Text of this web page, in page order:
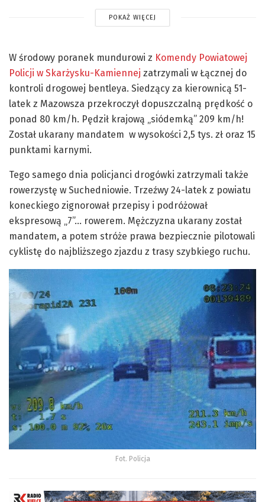
POKAŻ WIĘCEJ
W środowy poranek mundurowi z Komendy Powiatowej
Policji w Skarżysku-Kamiennej zatrzymali w Łącznej do
kontroli drogowej bentleya. Siedzący za kierownicą 51-
latek z Mazowsza przekroczył dopuszczalną prędkość o
ponad 80 km/h. Pędził krajową „siódemką” 209 km/h!
Został ukarany mandatem w wysokości 2,5 tys. zł oraz 15
punktami karnymi.
Tego samego dnia policjanci drogówki zatrzymali także
rowerzystę w Suchedniowie. Trzeźwy 24-latek z powiatu
koneckiego zignorował przepisy i podróżował
ekspresową „7”… rowerem. Mężczyzna ukarany został
mandatem, a potem stróże prawa bezpiecznie pilotowali
cyklistę do najbliższego zjazdu z trasy szybkiego ruchu.
Fot. Policja